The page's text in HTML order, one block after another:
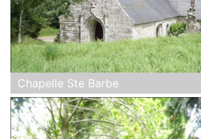
Chapelle Ste Barbe